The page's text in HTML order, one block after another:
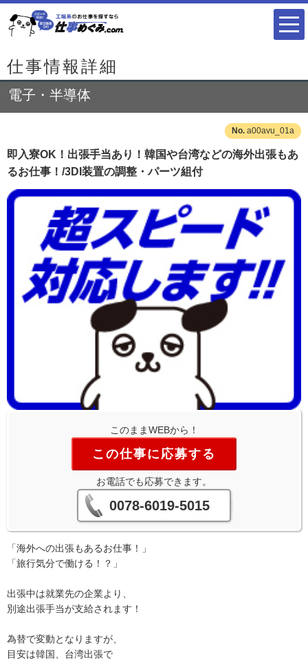
仕事情報詳細
電子・半導体
a00avu_01a
即入寮OK！出張手当あり！韓国や台湾などの海外出張もあ
るお仕事！/3DI装置の調整・パーツ組付
このままWEBから！
この仕事に応募する
お電話でも応募できます。
0078-6019-5015
「海外への出張もあるお仕事！」
「旅行気分で働ける！？」
出張中は就業先の企業より、
別途出張手当が支給されます！
為替で変動となりますが、
目安は韓国、台湾出張で